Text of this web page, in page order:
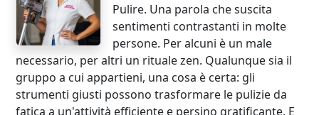
Pulire. Una parola che suscita
sentimenti contrastanti in molte
persone. Per alcuni è un male
necessario, per altri un rituale zen. Qualunque sia il
gruppo a cui appartieni, una cosa è certa: gli
strumenti giusti possono trasformare le pulizie da
fatica a un'attività efficiente e persino gratificante. E